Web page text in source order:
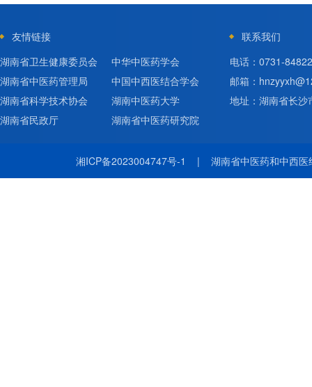
友情链接
湖南省卫生健康委员会
湖南省中医药管理局
湖南省科学技术协会
湖南省民政厅
中华中医药学会
中国中西医结合学会
湖南中医药大学
湖南省中医药研究院
联系我们
电话：0731-
邮箱：
地址：湖南省长
湘ICP备2023004747号-1 | 湖南省中医药和中西